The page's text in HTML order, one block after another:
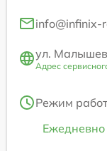
info@infinix-
ул.
Адрес
Режим
Ежедневно